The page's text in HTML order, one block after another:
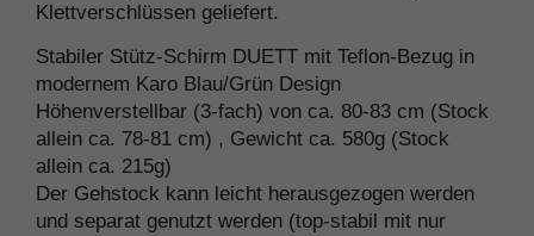
Klettverschlüssen geliefert.
Stabiler Stütz-Schirm DUETT mit Teflon-Bezug in
modernem Karo Blau/Grün Design
Höhenverstellbar (3-fach) von ca. 80-83 cm (Stock
allein ca. 78-81 cm) , Gewicht ca. 580g (Stock
allein ca. 215g)
Der Gehstock kann leicht herausgezogen werden
und separat genutzt werden (top-stabil mit nur